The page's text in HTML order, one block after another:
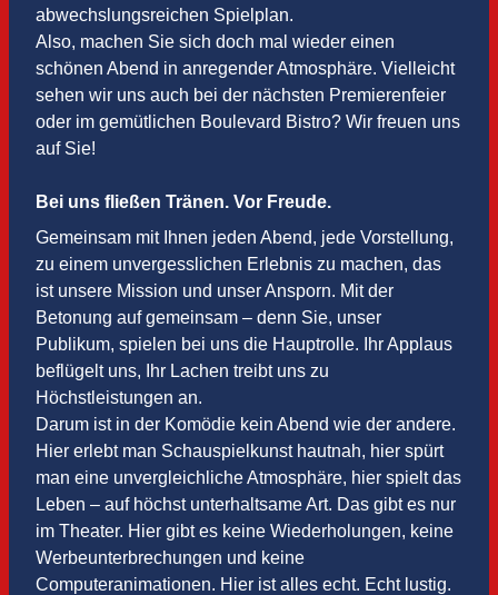
abwechslungsreichen Spielplan.
Also, machen Sie sich doch mal wieder einen
schönen Abend in anregender Atmosphäre. Vielleicht
sehen wir uns auch bei der nächsten Premierenfeier
oder im gemütlichen Boulevard Bistro? Wir freuen uns
auf Sie!
Bei uns fließen Tränen. Vor Freude.
Gemeinsam mit Ihnen jeden Abend, jede Vorstellung,
zu einem unvergesslichen Erlebnis zu machen, das
ist unsere Mission und unser Ansporn. Mit der
Betonung auf gemeinsam – denn Sie, unser
Publikum, spielen bei uns die Hauptrolle. Ihr Applaus
beflügelt uns, Ihr Lachen treibt uns zu
Höchstleistungen an.
Darum ist in der Komödie kein Abend wie der andere.
Hier erlebt man Schauspielkunst hautnah, hier spürt
man eine unvergleichliche Atmosphäre, hier spielt das
Leben – auf höchst unterhaltsame Art. Das gibt es nur
im Theater. Hier gibt es keine Wiederholungen, keine
Werbeunterbrechungen und keine
Computeranimationen. Hier ist alles echt. Echt lustig.